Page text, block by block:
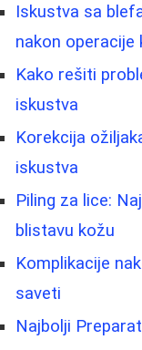
Iskustva sa
nakon operacije
Kako rešiti
iskustva
Korekcija
iskustva
Piling za lice:
blistavu kožu
Komplikacije
saveti
Najbolji